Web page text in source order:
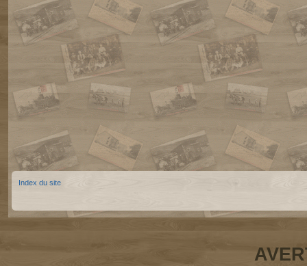
Index du site